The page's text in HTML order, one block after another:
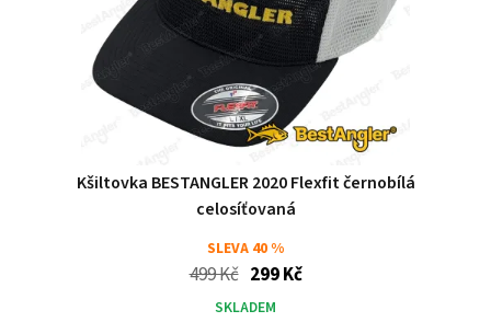
Kšiltovka BESTANGLER 2020 Flexfit černobílá
celosíťovaná
SLEVA 40 %
499 Kč 299 Kč
SKLADEM